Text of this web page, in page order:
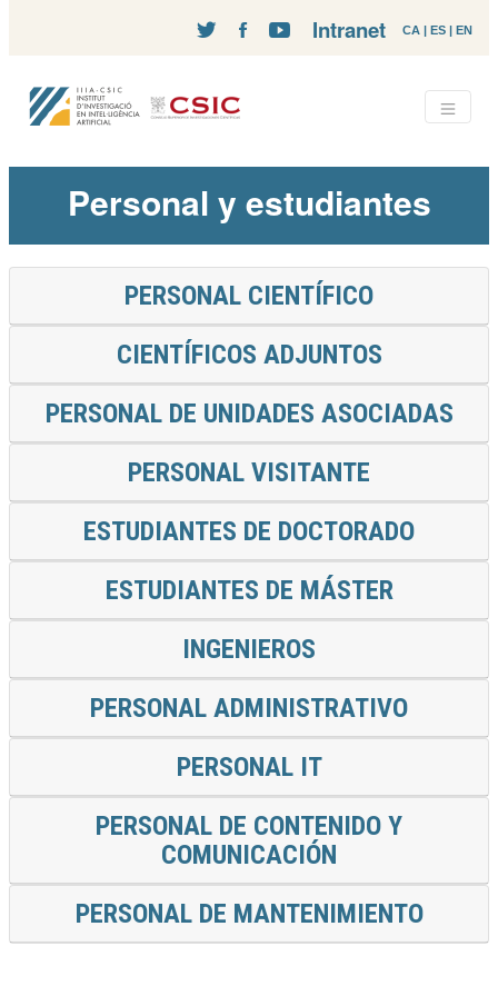
CA | ES | EN
Intranet
Personal y estudiantes
PERSONAL CIENTÍFICO
CIENTÍFICOS ADJUNTOS
PERSONAL DE UNIDADES ASOCIADAS
PERSONAL VISITANTE
ESTUDIANTES DE DOCTORADO
ESTUDIANTES DE MÁSTER
INGENIEROS
PERSONAL ADMINISTRATIVO
PERSONAL IT
PERSONAL DE CONTENIDO Y
COMUNICACIÓN
PERSONAL DE MANTENIMIENTO